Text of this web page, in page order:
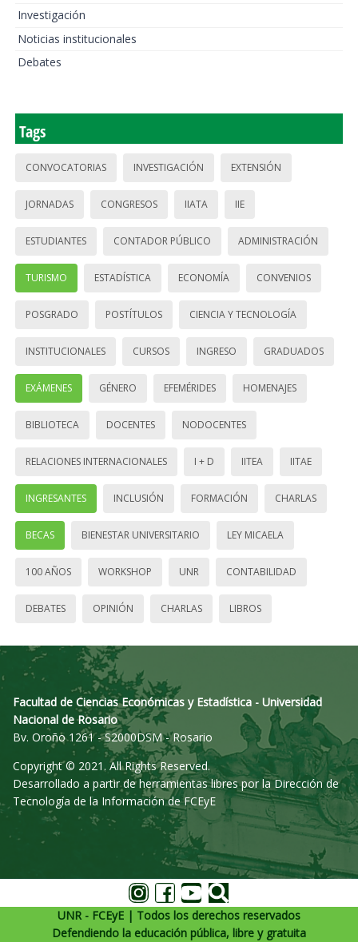
Investigación
Noticias institucionales
Debates
Tags
CONVOCATORIAS INVESTIGACIÓN EXTENSIÓN
JORNADAS CONGRESOS IIATA IIE
ESTUDIANTES CONTADOR PÚBLICO ADMINISTRACIÓN
TURISMO ESTADÍSTICA ECONOMÍA CONVENIOS
POSGRADO POSTÍTULOS CIENCIA Y TECNOLOGÍA
INSTITUCIONALES CURSOS INGRESO GRADUADOS
EXÁMENES GÉNERO EFEMÉRIDES HOMENAJES
BIBLIOTECA DOCENTES NODOCENTES
RELACIONES INTERNACIONALES I + D IITEA IITAE
INGRESANTES INCLUSIÓN FORMACIÓN CHARLAS
BECAS BIENESTAR UNIVERSITARIO LEY MICAELA
100 AÑOS WORKSHOP UNR CONTABILIDAD
DEBATES OPINIÓN CHARLAS LIBROS
Facultad de Ciencias Económicas y Estadística - Universidad
Nacional de Rosario
Bv. Oroño 1261 - S2000DSM - Rosario
Copyright © 2021. All Rights Reserved.
Desarrollado a partir de herramientas libres por la Dirección de
Tecnología de la Información de FCEyE
UNR - FCEyE | Todos los derechos reservados
Defendiendo la educación pública, libre y gratuita